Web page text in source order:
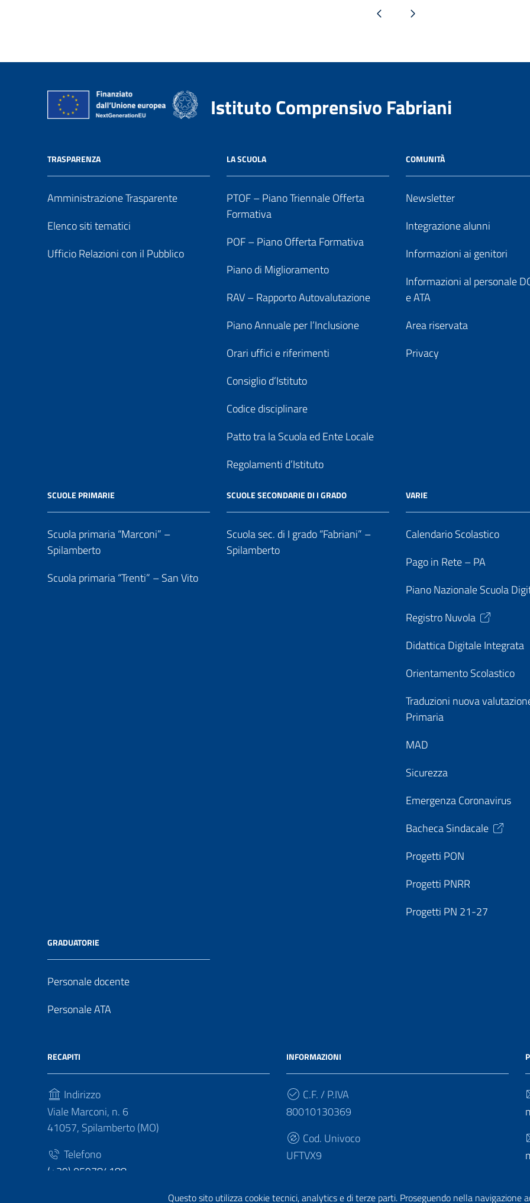
Questo sito utilizza cookie tecnici, analytics e di terze parti. Proseguendo nella navigazione
Pagina precedentePagina successiva
Istituto Comprensivo Fabriani
TRASPARENZA
Amministrazione Trasparente
Elenco siti tematici
Ufficio Relazioni con il Pubblico
LA SCUOLA
PTOF – Piano Triennale Offerta
Formativa
POF – Piano Offerta Formativa
Piano di Miglioramento
RAV – Rapporto Autovalutazione
Piano Annuale per l’Inclusione
Orari uffici e riferimenti
Consiglio d’Istituto
Codice disciplinare
Patto tra la Scuola ed Ente Locale
Regolamenti d’Istituto
COMUNITÀ
Newsletter
Integrazione alunni
Informazioni ai genitori
Informazioni al personale
e ATA
Area riservata
Privacy
SCUOLE PRIMARIE
Scuola primaria “Marconi” –
Spilamberto
Scuola primaria “Trenti” – San Vito
SCUOLE SECONDARIE DI I GRADO
Scuola sec. di I grado “Fabriani” –
Spilamberto
VARIE
Calendario Scolastico
Pago in Rete – PA
Piano Nazionale Scuola
Registro Nuvola
Didattica Digitale Integrata
Orientamento Scolastico
Traduzioni nuova
Primaria
MAD
Sicurezza
Emergenza Coronavirus
Bacheca Sindacale
Progetti PON
Progetti PNRR
Progetti PN 21-27
GRADUATORIE
Personale docente
Personale ATA
RECAPITI
Indirizzo
Viale Marconi, n. 6
41057, Spilamberto (MO)
Telefono
(+39) 059784188
INFORMAZIONI
C.F. / P.IVA
80010130369
Cod. Univoco
UFTVX9